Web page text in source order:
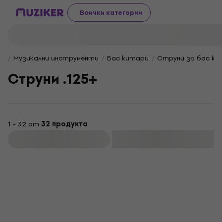
Всички категории
Музикални инструменти Бас китари Струни за бас
Cтруни .125+
1 - 32 от 32 продукта